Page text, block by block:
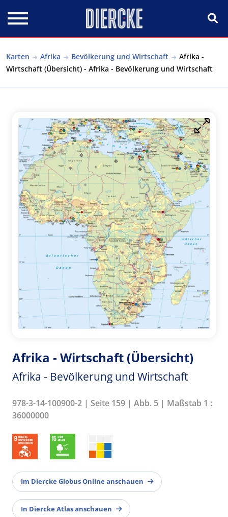
Karten Afrika Bevölkerung und Wirtschaft
Afrika -
Wirtschaft (Übersicht) - Afrika - Bevölkerung und Wirtschaft
Afrika - Wirtschaft (Übersicht)
Afrika - Bevölkerung und Wirtschaft
978-3-14-100900-2 | Seite 159 | Abb. 5 | Maßstab 1 :
36000000
Im Diercke Globus Online anschauen
In Diercke Atlas anschauen